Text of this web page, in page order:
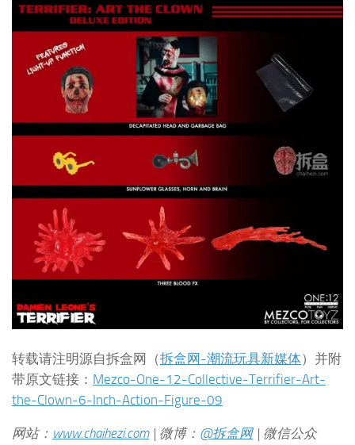
转载请注明源自拆盒网（拆盒网-潮流玩具新媒体）并附
带原文链接： Mezco-One-12-Collective-Terrifier-Art-
the-Clown-6-Inch-Action-Figure-09
网站： www.chaihezi.com| 微博： @拆盒网| 微信公众